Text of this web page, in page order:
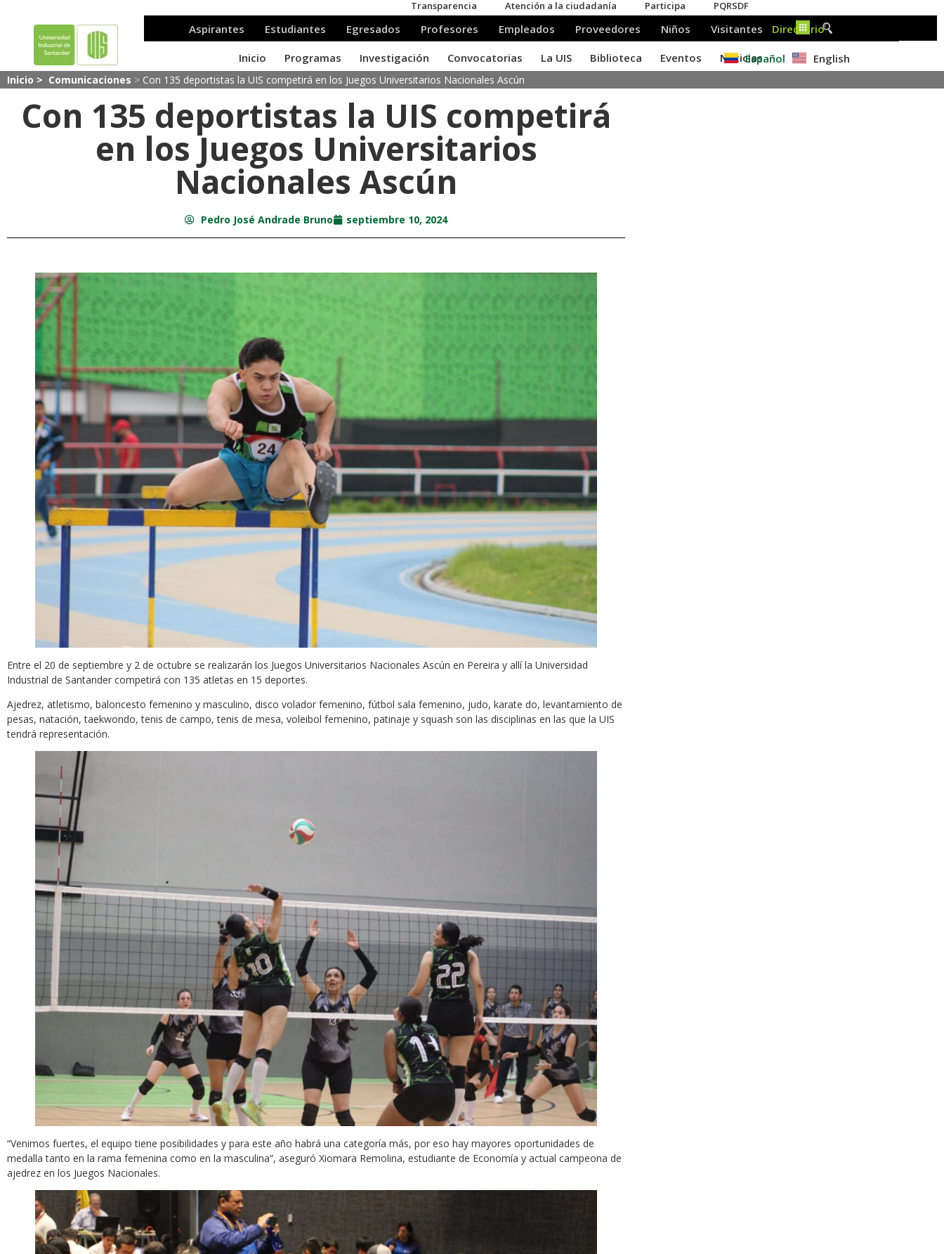
Español English
Inicio > Comunicaciones > Con 135 deportistas la UIS competirá en los Juegos Universitarios Nacionales Ascún
Con 135 deportistas la UIS competirá
en los Juegos Universitarios
Nacionales Ascún
Pedro José Andrade Bruno septiembre 10, 2024
Entre el 20 de septiembre y 2 de octubre se realizarán los Juegos Universitarios Nacionales Ascún en Pereira y allí la Universidad
Industrial de Santander competirá con 135 atletas en 15 deportes.
Ajedrez, atletismo, baloncesto femenino y masculino, disco volador femenino, fútbol sala femenino, judo, karate do, levantamiento de
pesas, natación, taekwondo, tenis de campo, tenis de mesa, voleibol femenino, patinaje y squash son las disciplinas en las que la UIS
tendrá representación.
“Venimos fuertes, el equipo tiene posibilidades y para este año habrá una categoría más, por eso hay mayores oportunidades de
medalla tanto en la rama femenina como en la masculina”, aseguró Xiomara Remolina, estudiante de Economía y actual campeona de
ajedrez en los Juegos Nacionales.